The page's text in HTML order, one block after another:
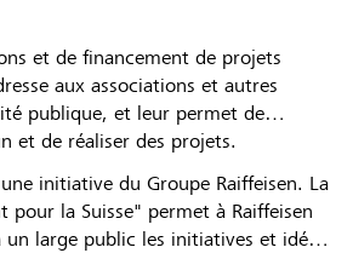
et de financement de projets
aux associations et autres
publique, et leur permet de
et de réaliser des projets.
initiative du Groupe Raiffeisen. La
pour la Suisse" permet à Raiffeisen
large public les initiatives et idées